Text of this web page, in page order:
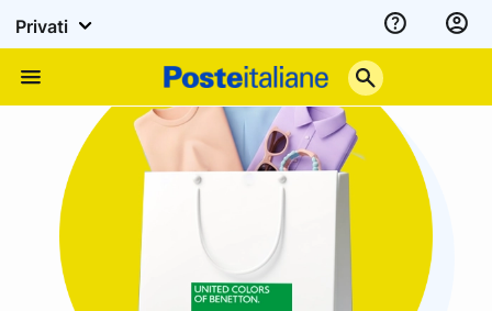
Privati
Assistenza
Italiane